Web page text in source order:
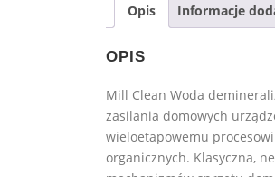
Opis Informacje
OPIS
Mill Clean Woda
zasilania domowych
wieloetapowemu
organicznych. Klasyczna,